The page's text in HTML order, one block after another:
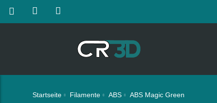
Startseite Filamente ABS ABS Magic Green